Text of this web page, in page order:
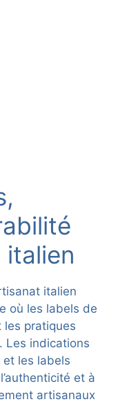
italien
italien
où les labels de
les pratiques
Les indications
et les labels
et à
artisanaux